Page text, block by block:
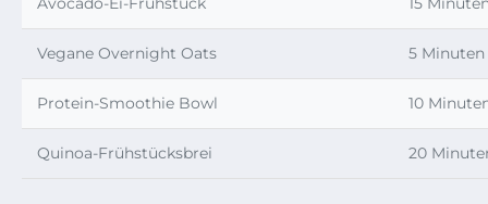
Vegane Overnight Oats 5
Protein-Smoothie Bowl 10
Quinoa-Frühstücksbrei 20